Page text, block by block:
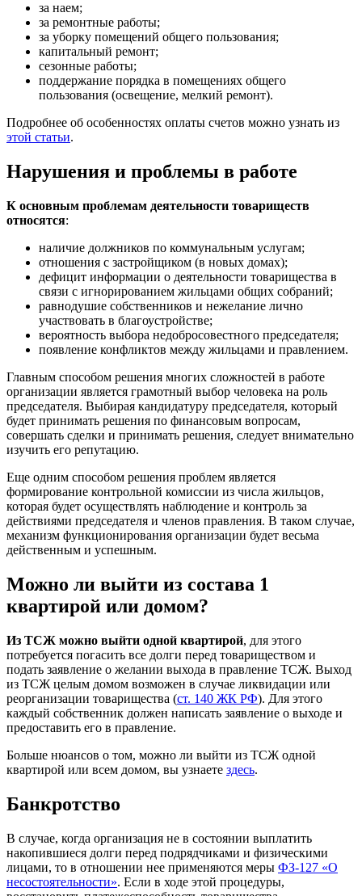
за наем;
за ремонтные работы;
за уборку помещений общего пользования;
капитальный ремонт;
сезонные работы;
поддержание порядка в помещениях общего
пользования (освещение, мелкий ремонт).
Подробнее об особенностях оплаты счетов можно узнать из
этой статьи.
Нарушения и проблемы в работе
К основным проблемам деятельности товариществ
относятся:
наличие должников по коммунальным услугам;
отношения с застройщиком (в новых домах);
дефицит информации о деятельности товарищества в
связи с игнорированием жильцами общих собраний;
равнодушие собственников и нежелание лично
участвовать в благоустройстве;
вероятность выбора недобросовестного председателя;
появление конфликтов между жильцами и правлением.
Главным способом решения многих сложностей в работе
организации является грамотный выбор человека на роль
председателя. Выбирая кандидатуру председателя, который
будет принимать решения по финансовым вопросам,
совершать сделки и принимать решения, следует внимательно
изучить его репутацию.
Еще одним способом решения проблем является
формирование контрольной комиссии из числа жильцов,
которая будет осуществлять наблюдение и контроль за
действиями председателя и членов правления. В таком случае,
механизм функционирования организации будет весьма
действенным и успешным.
Можно ли выйти из состава 1
квартирой или домом?
Из ТСЖ можно выйти одной квартирой, для этого
потребуется погасить все долги перед товариществом и
подать заявление о желании выхода в правление ТСЖ. Выход
из ТСЖ целым домом возможен в случае ликвидации или
реорганизации товарищества (ст. 140 ЖК РФ). Для этого
каждый собственник должен написать заявление о выходе и
предоставить его в правление.
Больше нюансов о том, можно ли выйти из ТСЖ одной
квартирой или всем домом, вы узнаете здесь.
Банкротство
В случае, когда организация не в состоянии выплатить
накопившиеся долги перед подрядчиками и физическими
лицами, то в отношении нее применяются меры ФЗ-127 «О
несостоятельности». Если в ходе этой процедуры,